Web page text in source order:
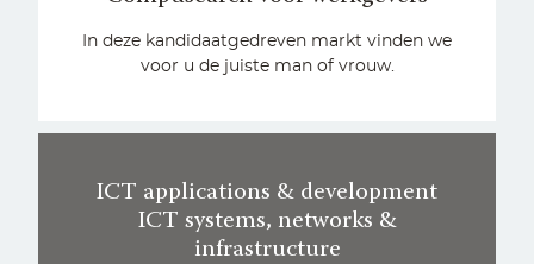
In deze kandidaatgedreven markt vinden we
voor u de juiste man of vrouw.
ICT applications & development
ICT systems, networks &
infrastructure